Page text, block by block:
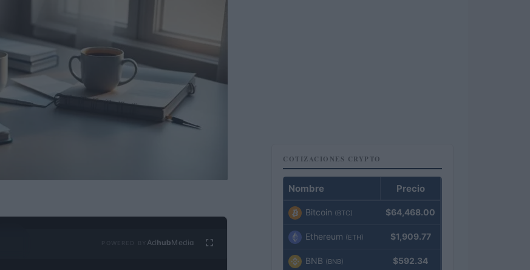
Ad hubMedia
COTIZACIONES CRYPTO
Nombre Precio
Bitcoin (BTC) $64,468.00
Ethereum (ETH) $1,909.77
BNB (BNB) $592.34